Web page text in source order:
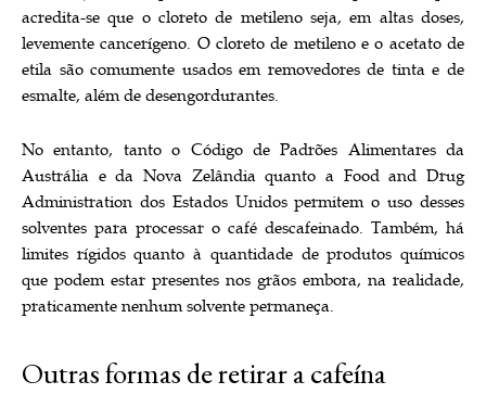
acredita-se que o cloreto de metileno seja, em altas doses,
levemente cancerígeno. O cloreto de metileno e o acetato de
etila são comumente usados ​​em removedores de tinta e de
esmalte, além de desengordurantes.
No entanto, tanto o Código de Padrões Alimentares da
Austrália e da Nova Zelândia quanto a Food and Drug
Administration dos Estados Unidos permitem o uso desses
solventes para processar o café descafeinado. Também, há
limites rígidos quanto à quantidade de produtos químicos
que podem estar presentes nos grãos embora, na realidade,
praticamente nenhum solvente permaneça.
Outras formas de retirar a cafeína